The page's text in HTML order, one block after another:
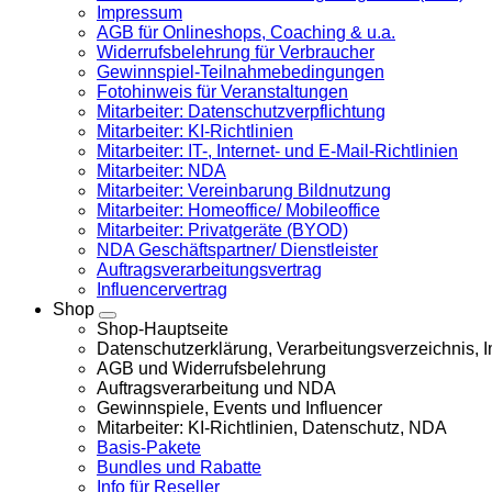
Impressum
AGB für Onlineshops, Coaching & u.a.
Widerrufsbelehrung für Verbraucher
Gewinnspiel-Teilnahmebedingungen
Fotohinweis für Veranstaltungen
Mitarbeiter: Datenschutzverpflichtung
Mitarbeiter: KI-Richtlinien
Mitarbeiter: IT-, Internet- und E-Mail-Richtlinien
Mitarbeiter: NDA
Mitarbeiter: Vereinbarung Bildnutzung
Mitarbeiter: Homeoffice/ Mobileoffice
Mitarbeiter: Privatgeräte (BYOD)
NDA Geschäftspartner/ Dienstleister
Auftragsverarbeitungsvertrag
Influencervertrag
Shop
Shop-Hauptseite
Datenschutzerklärung, Verarbeitungsverzeichnis,
AGB und Widerrufsbelehrung
Auftragsverarbeitung und NDA
Gewinnspiele, Events und Influencer
Mitarbeiter: KI-Richtlinien, Datenschutz, NDA
Basis-Pakete
Bundles und Rabatte
Info für Reseller